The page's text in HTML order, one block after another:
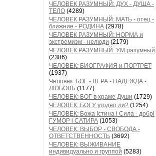
ЧЕЛОВЕК РАЗУМНЫЙ: ДУХ - ДУША -
ТЕЛО (4289)
ЧЕЛОВЕК РАЗУМНЫЙ: МАТЬ - отец -
ближние - РОДИНА (2978)
ЧЕЛОВЕК РАЗУМНЫЙ: НОРМА и
экстремизм - нелюди (2179)
ЧЕЛОВЕК РАЗУМНЫЙ: УМ разумный
(2386)
ЧЕЛОВЕК: БИОГРАФИЯ и ПОРТРЕТ
(1937)
Человек: БОГ - ВЕРА - НАДЕЖДА -
ЛЮБОВЬ (1177)
ЧЕЛОВЕК: БОГ в храме Души (1729)
ЧЕЛОВЕК: БОГУ угодно ли? (1254)
ЧЕЛОВЕК: Божа Істина і Сила - добрі
ГУМОР і САТИРА (1053)
ЧЕЛОВЕК: ВЫБОР - СВОБОДА -
ОТВЕТСТВЕННОСТЬ (3692)
ЧЕЛОВЕК: ВЫЖИВАНИЕ
индивидуально и группой (5283)